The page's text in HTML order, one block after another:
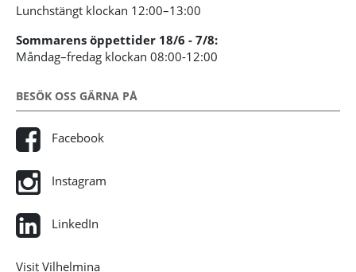
Lunchstängt klockan 12:00–13:00
Sommarens öppettider 18/6 - 7/8:
Måndag–fredag klockan 08:00-12:00
BESÖK OSS GÄRNA PÅ
Facebook
Instagram
LinkedIn
Visit Vilhelmina